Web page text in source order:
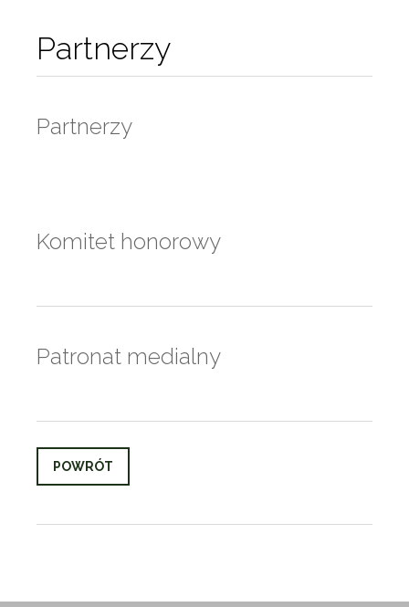
Partnerzy
Partnerzy
Komitet honorowy
Patronat medialny
POWRÓT